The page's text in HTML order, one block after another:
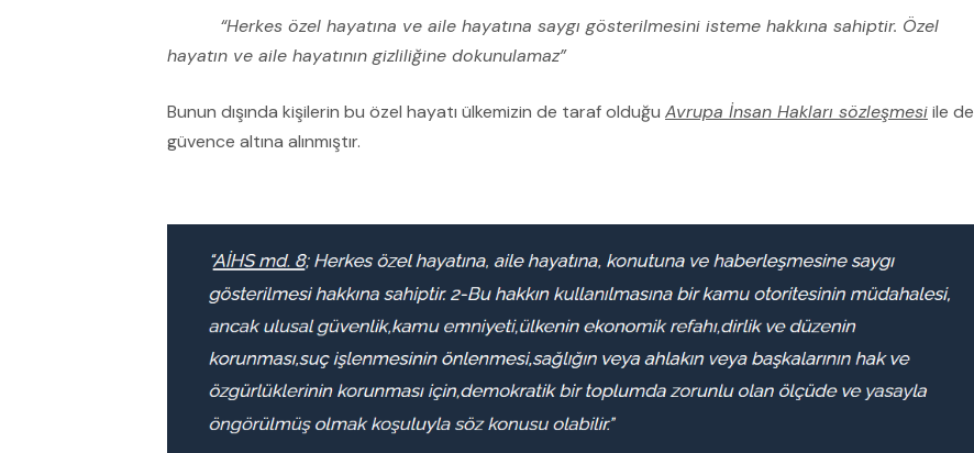
“Herkes özel hayatına ve aile hayatına saygı gösterilmesini isteme hakkına sahiptir. Özel
hayatın ve aile hayatının gizliliğine dokunulamaz”
Bunun dışında kişilerin bu özel hayatı ülkemizin de taraf olduğu Avrupa İnsan Hakları sözleşmesiile de
güvence altına alınmıştır.